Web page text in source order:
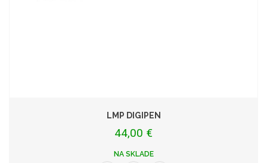
LMP DIGIPEN
44,00 €
NA SKLADE